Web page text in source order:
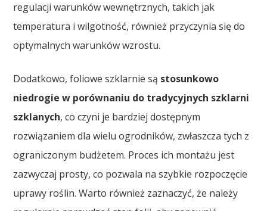
regulacji warunków wewnętrznych, takich jak
temperatura i wilgotność, również przyczynia się do
optymalnych warunków wzrostu.
Dodatkowo, foliowe szklarnie są stosunkowo
niedrogie w porównaniu do tradycyjnych szklarni
szklanych, co czyni je bardziej dostępnym
rozwiązaniem dla wielu ogrodników, zwłaszcza tych z
ograniczonym budżetem. Proces ich montażu jest
zazwyczaj prosty, co pozwala na szybkie rozpoczęcie
uprawy roślin. Warto również zaznaczyć, że należy